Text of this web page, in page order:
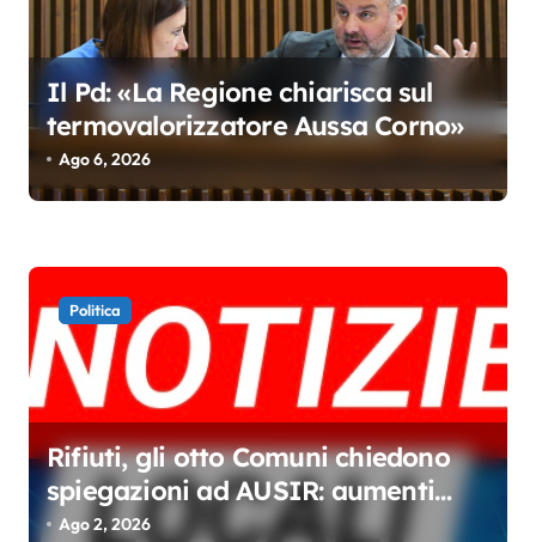
r
i
c
o
i
Il Pd: «La Regione chiarisca sul
termovalorizzatore Aussa Corno»
Ago 6, 2026
Politica
Rifiuti, gli otto Comuni chiedono
spiegazioni ad AUSIR: aumenti
senza miglioramenti
Ago 2, 2026